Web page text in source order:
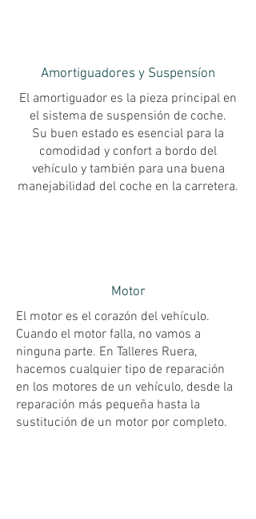
Amortiguadores y Suspensíon
El amortiguador es la pieza principal en
el sistema de suspensión de coche.
Su buen estado es esencial para la
comodidad y confort a bordo del
vehículo y también para una buena
manejabilidad del coche en la carretera.
Motor
El motor es el corazón del vehículo.
Cuando el motor falla, no vamos a
ninguna parte. En Talleres Ruera,
hacemos cualquier tipo de reparación
en los motores de un vehículo, desde la
reparación más pequeña hasta la
sustitución de un motor por completo.